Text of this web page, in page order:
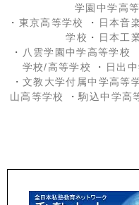
学園中学高
・ 東京高等学校 ・ 日本音
学校 ・
日本工
・ 八雲学園中学高等学校
学校/高等学校
・ 日出
・ 文教大学付属中学高等
山高等学校
・駒込中学高